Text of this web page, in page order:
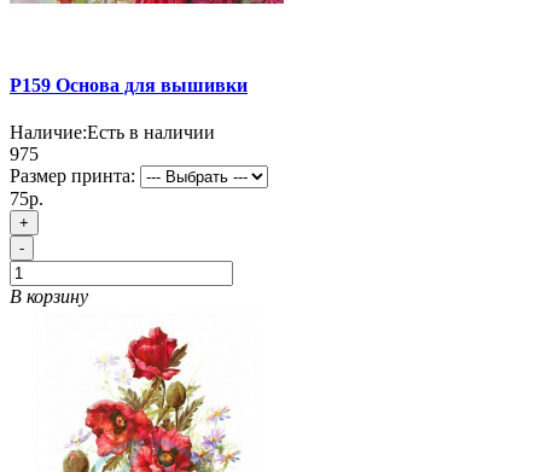
P159 Основа для вышивки
Наличие:Есть в наличии
975
Размер принта:
75р.
+
-
В корзину